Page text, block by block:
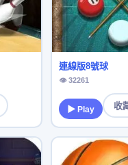
連線版8號球
👁 32261
▶ Play 收